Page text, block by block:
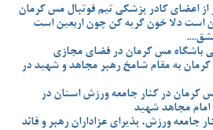
از اعضای کادر پزشکی تیم فوتبال مس کرمان
است دلا خون گریه کن چون اربعین است
باشگاه مس کرمان در فضای مجازی
کرمان به مقام شامخ رهبر مجاهد و شهید در
کرمان در کنار جامعه ورزش استان در
مجاهد شهید
جامعه ورزش، پذیرای عزاداران رهبر و قائد